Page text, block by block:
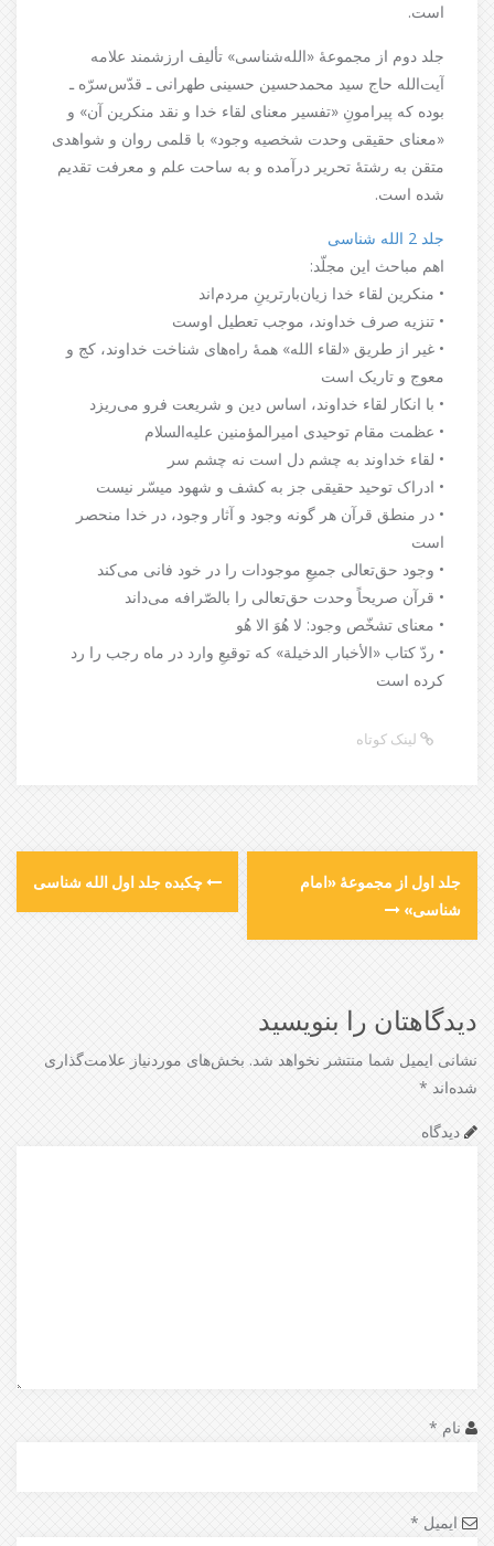
است.
جلد دوم از مجموعۀ «الله‌شناسی» تألیف ارزشمند علامه
آیت‌الله حاج سید محمد‌حسین حسینی طهرانی ـ قدّس‌سرّه ـ
بوده که پیرامونِ «تفسیر معنای لقاء خدا و نقد منکرین آن» و
«معنای حقیقی وحدت شخصیه وجود» با قلمی روان و شواهدی
متقن به رشتۀ تحریر درآمده و به ساحت علم و معرفت تقدیم
شده است.
جلد 2 الله شناسی
اهم مباحث این مجلّد:
• منکرین لقاء خدا زیان‌بارترینِ مردم‌اند
• تنزیه صرف خداوند، موجب تعطیل اوست
• غیر از طریق «لقاء الله» همۀ راه‌های شناخت خداوند، کج و
معوج و تاریک است
• با انکار لقاء خداوند، اساس دین و شریعت فرو می‌ریزد
• عظمت مقام توحیدی امیرالمؤمنین علیه‌السلام
• لقاء خداوند به چشم دل است نه چشم سر
• ادراک توحید حقیقی جز به کشف و شهود میسّر نیست
• در منطق قرآن هر گونه وجود و آثار وجود، در خدا منحصر
است
• وجود حق‌تعالی جمیعِ موجودات را در خود فانی می‌کند
• قرآن صریحاً وحدت حق‌تعالی را بالصّرافه می‌داند
• معنای تشخّص وجود: لا هُوَ الا هُو
• ردّ کتاب «الأخبار الدخیلة» که توقیعِ وارد در ماه رجب را رد
کرده است
لینک کوتاه
چکبده جلد اول الله شناسی
جلد اول از مجموعۀ «امام
شناسی»
دیدگاهتان را بنویسید
نشانی ایمیل شما منتشر نخواهد شد. بخش‌های موردنیاز علامت‌گذاری
شده‌اند *
دیدگاه
نام *
ایمیل *